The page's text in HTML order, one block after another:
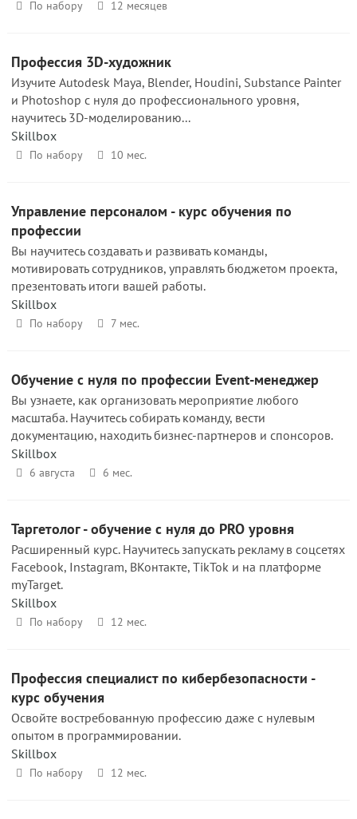
По набору 12 месяцев
Профессия 3D-художник
Изучите Autodesk Maya, Blender, Houdini, Substance Painter
и Photoshop с нуля до профессионального уровня,
научитесь 3D-моделированию...
Skillbox
По набору 10 мес.
Управление персоналом - курс обучения по
профессии
Вы научитесь создавать и развивать команды,
мотивировать сотрудников, управлять бюджетом проекта,
презентовать итоги вашей работы.
Skillbox
По набору 7 мес.
Обучение с нуля по профессии Event-менеджер
Вы узнаете, как организовать мероприятие любого
масштаба. Научитесь собирать команду, вести
документацию, находить бизнес-партнеров и спонсоров.
Skillbox
6 августа 6 мес.
Таргетолог - обучение с нуля до PRO уровня
Расширенный курс. Научитесь запускать рекламу в соцсетях
Facebook, Instagram, ВКонтакте, TikTok и на платформе
myTarget.
Skillbox
По набору 12 мес.
Профессия специалист по кибербезопасности -
курс обучения
Освойте востребованную профессию даже с нулевым
опытом в программировании.
Skillbox
По набору 12 мес.